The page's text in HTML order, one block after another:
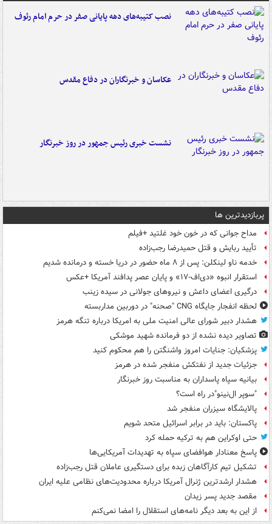
نصب کتیبه‌های دهه پایانی صفر در حرم امام رئوف
عکاسان و خبرنگاران در دفاع مقدس
نشست خبری رئیس جمهور در روز خبرنگار
پربازدیدترین ها
مداح جوانی که در خون خود غلتید +فیلم
تأیید ربایش و قتل حمیدرضا رجب‌زاده
خدمه ناو لینکلن: پس از ۸ ماه حضور در دریا خسته و درمانده‌ شدیم
استقرار انبوه «دی‌اف‑۱۷» و پایان عصر پدافند آمریکا +عکس
درگیری اعضای داعش و نیروهای جولانی در سیده زینب
لحظه انفجار جایگاه CNG "صحنه" در دوربین مداربسته
هشدار دبیر شورای عالی امنیت ملی به امریکا درباره تنگه هرمز
تصاویر دیده‌ نشده از دو فرمانده شهید موشکی
پزشکیان: جنایات امروز واشنگتن را هم محکوم کنید
جزئیات جدید از نفتکش منفجر شده در هرمز
بیانیه سپاه پاسداران به مناسبت روز خبرنگار
"سوپر ال‌نینو"در راه است؟
پالایشگاه سیزران منفجر شد
پاکستان: باید در برابر اسرائیل متحد شویم
حتی اوکراین هم به ترکیه حمله کرد
پاسخ معنادار هوافضای سپاه به تهدیدات آمریکایی‌ها
تشکیل تیم کارآگاهان زبده برای دستگیری عاملان قتل رجب‌زاده
هشدار ارشدترین ژنرال آمریکا درباره محدودیت‌های نظامی علیه ایران
مقصد جدید پسر زیدان
از این به بعد دیگر نامه‌های استقلال را امضا نمی‌کنم